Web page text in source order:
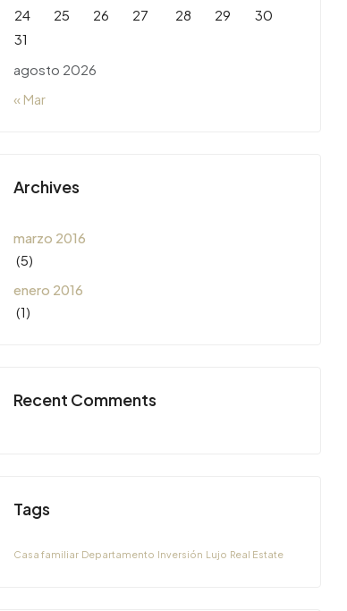
agosto 2026
24
25 26 27 28 29
30
31
« Mar
Archives
marzo 2016
(5)
enero 2016
(1)
Recent Comments
Tags
Casa familiar Departamento Inversión Lujo Real Estate